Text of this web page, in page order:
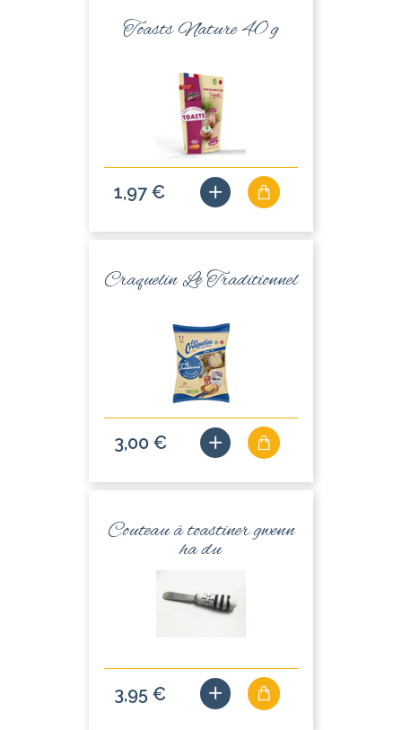
Toasts Nature 40 g
1,97 €
Craquelin Le Traditionnel
3,00 €
Couteau à toastiner gwenn
ha du
3,95 €